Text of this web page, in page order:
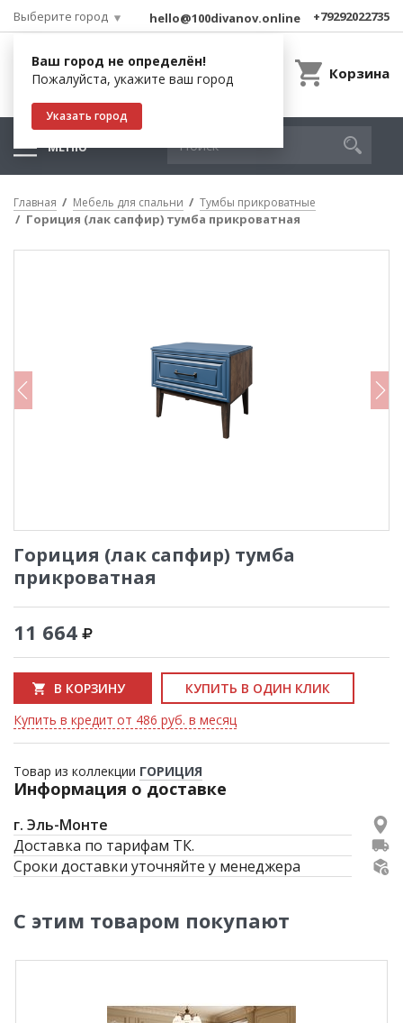
Выберите город
Ваш город не определён!
Пожалуйста, укажите ваш город
Указать город
hello@100divanov.online +79292022735
Корзина
МЕНЮ
Главная Мебель для спальни Тумбы прикроватные
Гориция (лак сапфир) тумба прикроватная
Гориция (лак сапфир) тумба
прикроватная
11 664
В КОРЗИНУ
КУПИТЬ В ОДИН КЛИК
Купить в кредит от 486 руб. в месяц
Товар из коллекции ГОРИЦИЯ
Информация о доставке
г. Эль-Монте
Доставка по тарифам ТК.
Сроки доставки уточняйте у менеджера
С этим товаром покупают